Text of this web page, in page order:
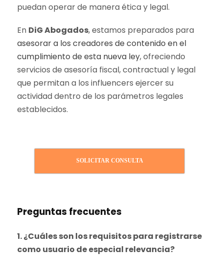
puedan operar de manera ética y legal.
En DiG Abogados, estamos preparados para
asesorar a los creadores de contenido en el
cumplimiento de esta nueva ley, ofreciendo
servicios de asesoría fiscal, contractual y legal
que permitan a los influencers ejercer su
actividad dentro de los parámetros legales
establecidos.
SOLICITAR CONSULTA
Preguntas frecuentes
1. ¿Cuáles son los requisitos para registrarse
como usuario de especial relevancia?